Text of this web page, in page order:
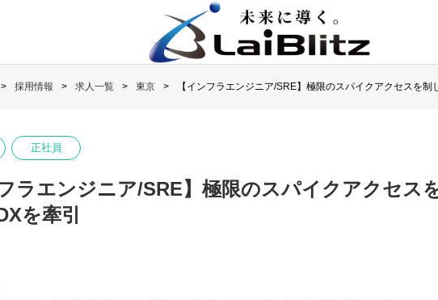
採用情報 求人一覧 東京 【インフラエンジニア/SRE】極限のスパイクアクセスを制
正社員
フラエンジニア/SRE】極限のスパイクアクセス
を牽引